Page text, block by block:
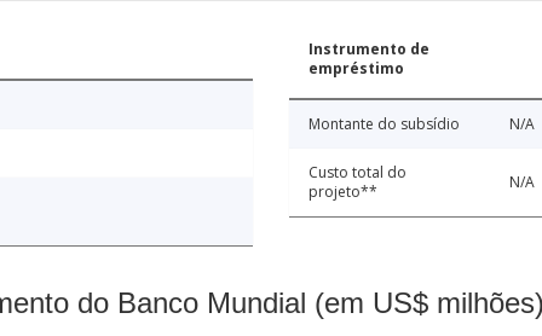
Instrumento de
empréstimo
Montante do subsídio N/A
Custo total do
projeto**
N/A
do Banco Mundial (em US$